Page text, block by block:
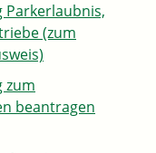
Parkerlaubnis,
(zum
zum
beantragen